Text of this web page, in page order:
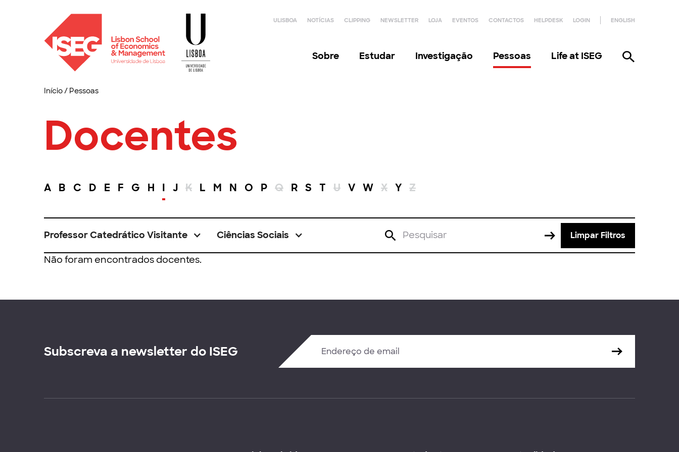
ULISBOA NOTÍCIAS CLIPPING NEWSLETTER LOJA EVENTOS CONTACTOS HELPDESK LOGIN ENGLISH
Sobre Estudar Investigação Pessoas Life at ISEG
Início/ Pessoas
Docentes
A B C D E F G H I J K L M N O P Q R S T U V W X Y Z
Professor Catedrático Visitante Ciências Sociais Limpar Filtros
Não foram encontrados docentes.
Subscreva a newsletter do ISEG